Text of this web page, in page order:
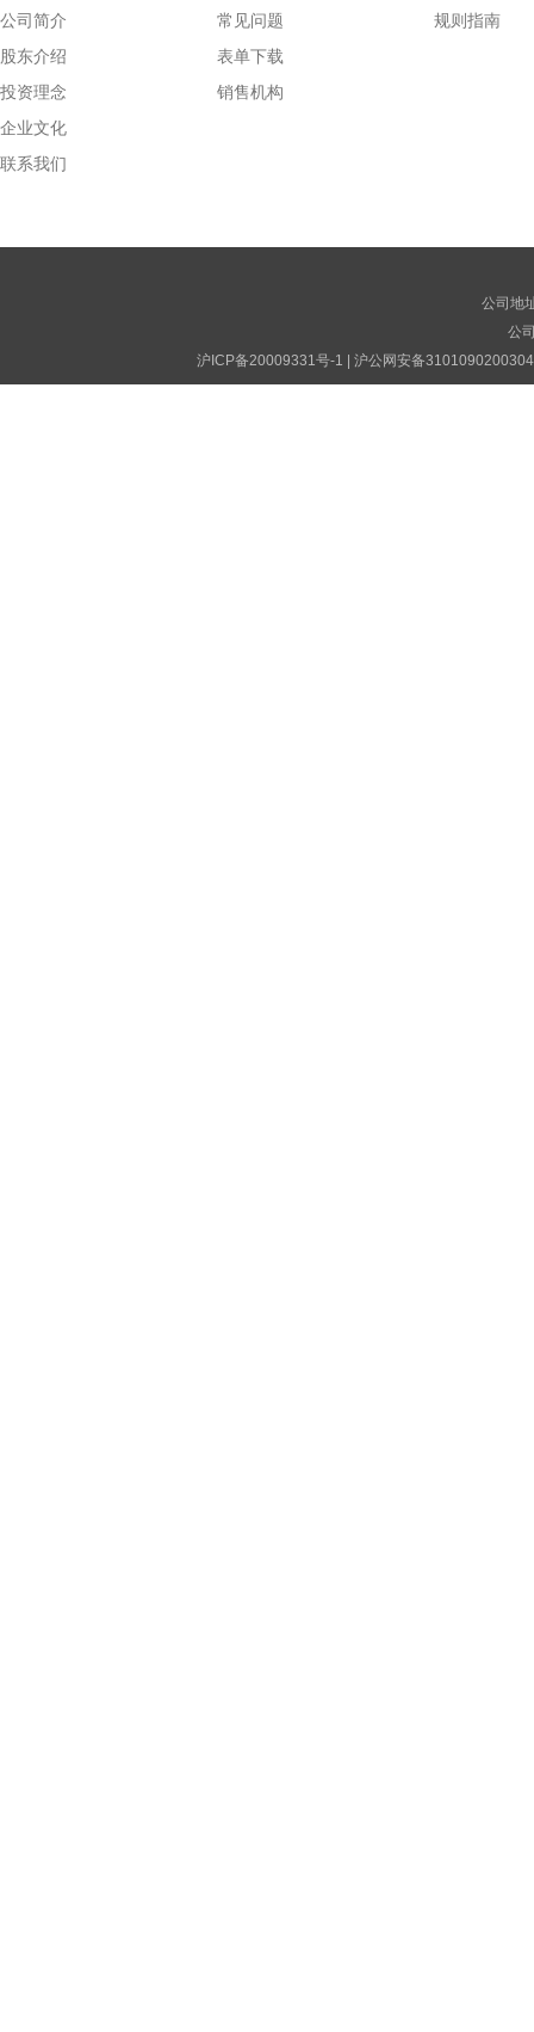
公司简介
股东介绍
投资理念
企业文化
联系我们
常见问题
表单下载
销售机构
规则指南
公司地
公
沪ICP备20009331号-1
沪公网安备